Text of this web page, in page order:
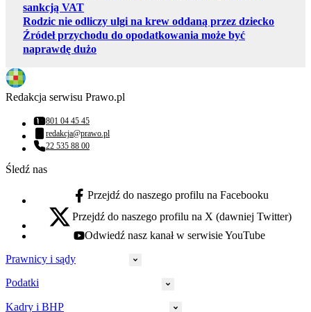
sankcją VAT
Rodzic nie odliczy ulgi na krew oddaną przez dziecko
Źródeł przychodu do opodatkowania może być
naprawdę dużo
Redakcja serwisu Prawo.pl
Numer telefonu:
801 04 45 45
Adres email:
redakcja@prawo.pl
Numer telefonu:
22 535 88 00
Śledź nas
facebook - otwiera się w nowej karcie
Przejdź do naszego profilu na Facebooku
x - otwiera się w nowej karcie
Przejdź do naszego profilu na X (dawniej Twitter)
youtube - otwiera się w nowej karcie
Odwiedź nasz kanał w serwisie YouTube
Prawnicy i sądy
Prawnicy
Podatki
Kadry i BHP